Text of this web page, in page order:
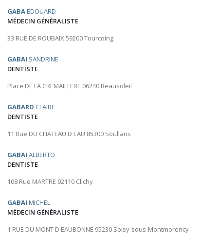
GABAEDOUARD
MÉDECIN GÉNÉRALISTE
33 RUE DE ROUBAIX 59200 Tourcoing
GABAI SANDRINE
DENTISTE
Place DE LA CREMAILLERE 06240 Beausoleil
GABARD CLAIRE
DENTISTE
11 Rue DU CHATEAU D EAU 85300 Soullans
GABAI ALBERTO
DENTISTE
108 Rue MARTRE 92110 Clichy
GABAI MICHEL
MÉDECIN GÉNÉRALISTE
1 RUE DU MONT D EAUBONNE 95230 Soisy-sous-Montmorency